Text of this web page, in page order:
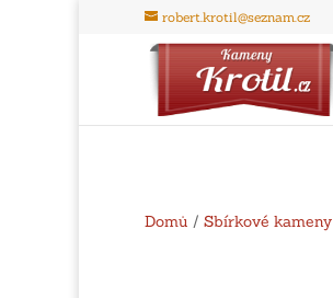
robert.krotil@seznam.cz
Domů / Sbírkové kameny